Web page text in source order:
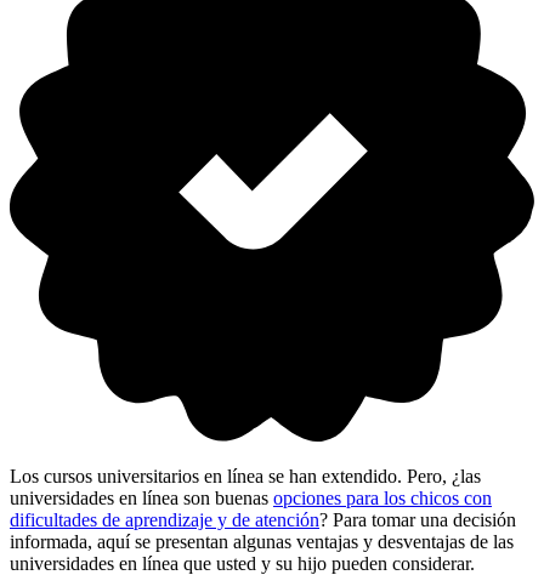
Los cursos universitarios en línea se han extendido. Pero, ¿las
universidades en línea son buenas opciones para los chicos con
dificultades de aprendizaje y de atención? Para tomar una decisión
informada, aquí se presentan algunas ventajas y desventajas de las
universidades en línea que usted y su hijo pueden considerar.